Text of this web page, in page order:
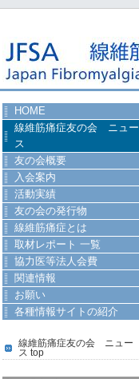
HOME
線維筋痛症友の会 ニュー
ス
友の会概要
入会案内
活動実績
友の会の発行物
線維筋痛症とは
取材レポート 一覧
協力医等法人会費
関連情報
お願い
各種情報サイトの紹介
線維筋痛症友の会 ニュー
ス top